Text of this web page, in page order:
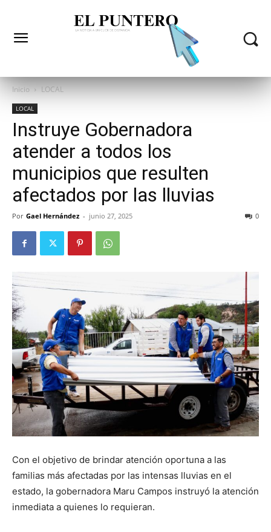
Inicio LOCAL
LOCAL
Instruye Gobernadora
atender a todos los
municipios que resulten
afectados por las lluvias
Por Gael Hernández - junio 27, 2025 0
Con el objetivo de brindar atención oportuna a las
familias más afectadas por las intensas lluvias en el
estado, la gobernadora Maru Campos instruyó la atención
inmediata a quienes lo requieran.